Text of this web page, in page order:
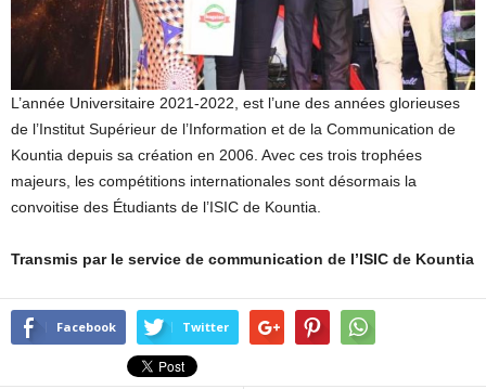
L’année Universitaire 2021-2022, est l’une des années glorieuses
de l’Institut Supérieur de l’Information et de la Communication de
Kountia depuis sa création en 2006. Avec ces trois trophées
majeurs, les compétitions internationales sont désormais la
convoitise des Étudiants de l’ISIC de Kountia.
Transmis par le service de communication de l’ISIC de Kountia
Facebook Twitter